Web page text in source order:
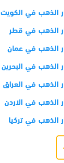
الذهب في الكويت
الذهب في قطر
الذهب في عمان
الذهب في البحرين
الذهب في العراق
الذهب في الاردن
الذهب في تركيا